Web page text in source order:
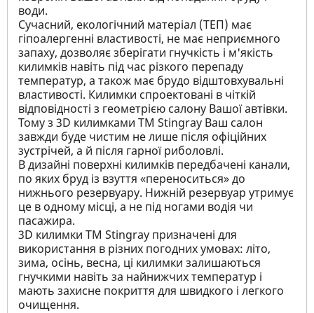
води.
Сучасний, екологічний матеріал (ТЕП) має
гіпоалергенні властивості, не має неприємного
запаху, дозволяє зберігати гнучкість і м'якість
килимків навіть під час різкого перепаду
температур, а також має брудо відштовхувальні
властивості. Килимки спроектовані в чіткій
відповідності з геометрією салону Вашої автівки.
Тому з 3D килимками TM Stingray Ваш салон
завжди буде чистим не лише після офіційних
зустрічей, а й після гарної риболовлі.
В дизайні поверхні килимків передбачені канали,
по яких бруд із взуття «переноситься» до
нижнього резервуару. Нижній резервуар утримує
це в одному місці, а не під ногами водія чи
пасажира.
3D килимки TM Stingray призначені для
використання в різних погодних умовах: літо,
зима, осінь, весна, ці килимки залишаються
гнучкими навіть за найнижчих температур і
мають захисне покриття для швидкого і легкого
очищення.